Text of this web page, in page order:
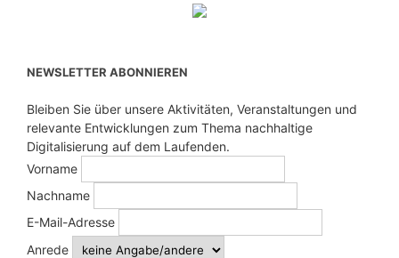
NEWSLETTER ABONNIEREN
Bleiben Sie über unsere Aktivitäten, Veranstaltungen und
relevante Entwicklungen zum Thema nachhaltige
Digitalisierung auf dem Laufenden.
Vorname
Nachname
E-Mail-Adresse
Anrede